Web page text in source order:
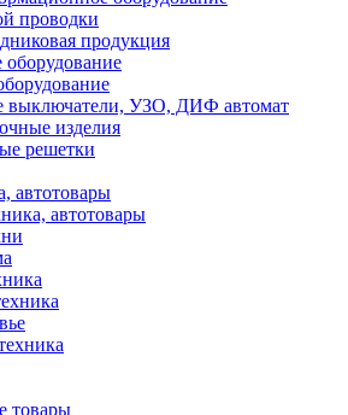
проводки
продукция
оборудование
выключатели, УЗО, ДИФ автомат
изделия
решетки
автотовары
автотовары
товары